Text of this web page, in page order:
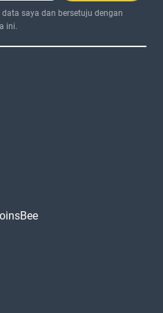
saya dan bersetuju dengan
ini.